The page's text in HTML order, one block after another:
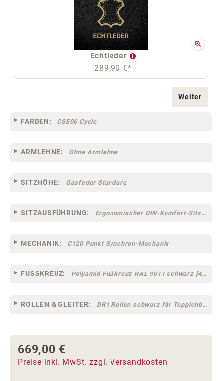
Echtleder
289,90 €*
Weiter
FARBEN: CSE06 Cycle
ARMLEHNE: Ohne Armlehne
SITZHÖHE: Gasfeder Standard
SITZAUSFÜHRUNG: Ergonomischer DIN-Komfort-Sitz [75]
MECHANIK: C120 Punkt Synchron-Mechanik
FUSSKREUZ: Polyamid Fußkreuz RAL 9011 schwarz [44]
ROLLEN & GLEITER: DR1 Rollen schwarz für Teppichböden [10]
Regulärer Preis:
669,00 €
Preise inkl. MwSt. zzgl. Versandkosten